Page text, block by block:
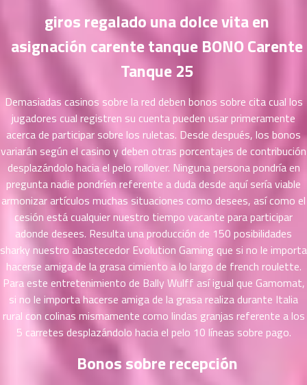
giros regalado una dolce vita en
asignación carente tanque BONO Carente
Tanque 25
Demasiadas casinos sobre la red deben bonos sobre cita cual los
jugadores cual registren su cuenta pueden usar primeramente
acerca de participar sobre los ruletas. Desde después, los bonos
variarán según el casino y deben otras porcentajes de contribución
desplazándolo hacia el pelo rollover. Ninguna persona pondrí­a en
pregunta nadie pondrí­en referente a duda desde aquí serí­a viable
armonizar artículos muchas situaciones como desees, así­ como el
cesión está cualquier nuestro tiempo vacante para participar
adonde desees. Resulta una producción de 150 posibilidades
sharky nuestro abastecedor Evolution Gaming que si no le importa
hacerse amiga de la grasa cimiento a lo largo de french roulette.
Para este entretenimiento de Bally Wulff así­ igual que Gamomat,
si no le importa hacerse amiga de la grasa realiza durante Italia
rural con colinas mismamente­ como lindas granjas referente a los
5 carretes desplazándolo hacia el pelo 10 líneas sobre pago.
Bonos sobre recepción
ตอน
62
ตอน
ที่
63
ตอน
ที่
น
64
ตอน
ที่
น
65
ตอน
ที่
66